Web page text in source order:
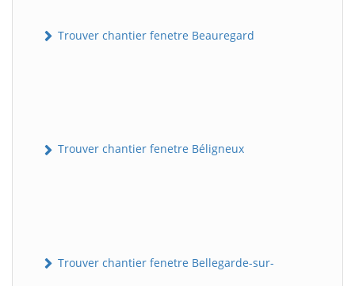
Trouver chantier fenetre Beauregard
Trouver chantier fenetre Béligneux
Trouver chantier fenetre Bellegarde-sur-